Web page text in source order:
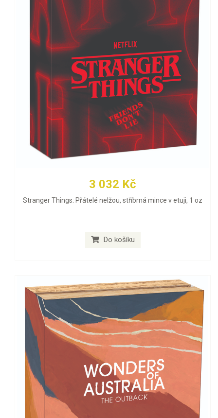
3 032 Kč
Stranger Things: Přátelé nelžou, stříbrná mince v etuji, 1 oz
Do košíku